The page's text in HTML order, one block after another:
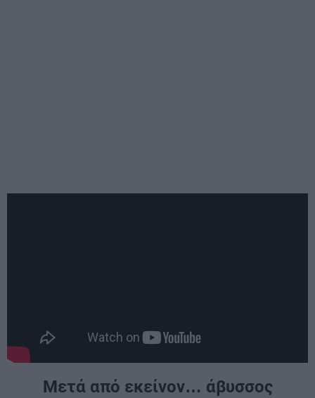
Μετά από εκείνον… άβυσσος